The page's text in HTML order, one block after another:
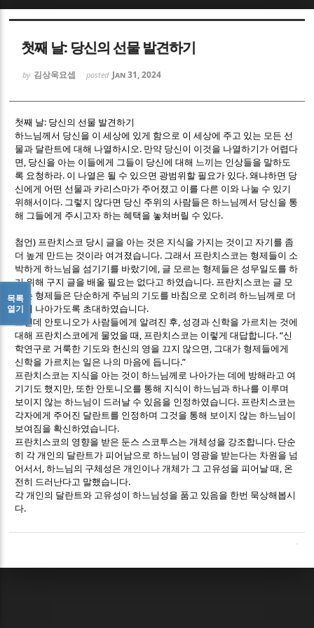
첫째 날: 당신의 선물 발견하기
by 김상욱요셉 posted Jan 31, 2024
첫째 날: 당신의 선물 발견하기
하느님께서 당신을 이 세상에 있게 함으로 이 세상에 주고 있는 모든 선
물과 달란트에 대해 나열하시오 . 만약 당신이 이것을 나열하기가 어렵다
면 , 당신을 아는 이들에게 그들이 당신에 대해 느끼는 인상들을 말하도
록 요청하라. 이 나열은 될 수 있으면 광범위할 필요가 있다.왜냐하면 당
신에게 어떤 선물과 카리스마가 주어졌고 이를 다른 이와 나눌 수 있기
위해서이다. 그렇지 않다면 당신 주위의 사람들은 하느님께서 당신을 통
해 그들에게 주시고자 하는 혜택을 놓쳐버릴 수 있다.
첨언) 프란치스코 당시 글을 아는 것은 지식을 가지는 것이고 자기를 좀
더 높게 만드는 것이라 여겨졌습니다. 그래서 프란치스코는 형제들이 소
박하게 하느님을 섬기기를 바랐기에 , 글 모르는 형제들은 성무일도를 하
기 위해 구지 글을 배울 필요는 없다고 하였습니다. 프란치스코는 글 모
르는 형제들은 단순하게 주님의 기도를 바침으로 오히려 하느님께로 더
깊이 나아가도록 초대하였습니다.
그런데 안토니오가 사람들에게 알려진 후, 성경과 신학을 가르치는 것에
대해 프란치스코에게 물었을 때 , 프란치스코는 이렇게 대답합니다. “신
학연구로 거룩한 기도와 헌신의 영을 끄지 않으면 , 그대가 형제들에게
신학을 가르치는 일은 나의 마음에 듭니다.”
프란치스코는 지식을 아는 것이 하느님께로 나아가는 데에 방해라고 여
기기도 했지만, 또한 안토니오를 통해 지식이 하느님과 하나를 이루며
보이지 않는 하느님이 드러날 수 있음을 인정하였습니다. 프란치스코는
각자에게 주어진 달란트를 인정하며 그것을 통해 보이지 않는 하느님이
보여짐을 확신하였습니다.
프란치스코의 영향을 받은 둔스 스코투스는 개체성을 강조합니다. 단순
히 각 개인의 달란트가 피어남으로 하느님이 영광을 받는다는 차원을 넘
어서서 ,하느님의 구체성은 개인이나 개체가 그 고유성을 피어날 때 , 온
전히 드러난다고 말했습니다.
각 개인의 달란트와 고유성이 하느님성을 품고 있음을 한번 묵상해봅시
다.
목록
열기
Sketchbook5, 스케치북5
Sketchbook5, 스케치북5
Sketchbook5, 스케치북5
Sketchbook5, 스케치북5